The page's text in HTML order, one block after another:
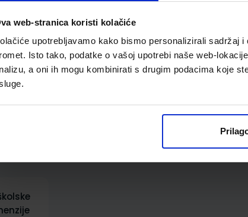
web-stranica koristi kolačiće
upotrebljavamo kako bismo personalizirali sadržaj
Isto tako, podatke o vašoj upotrebi naše web-
a oni ih mogu kombinirati s drugim podacima koje
ENGLESKI JEZIK
6996
biraju..